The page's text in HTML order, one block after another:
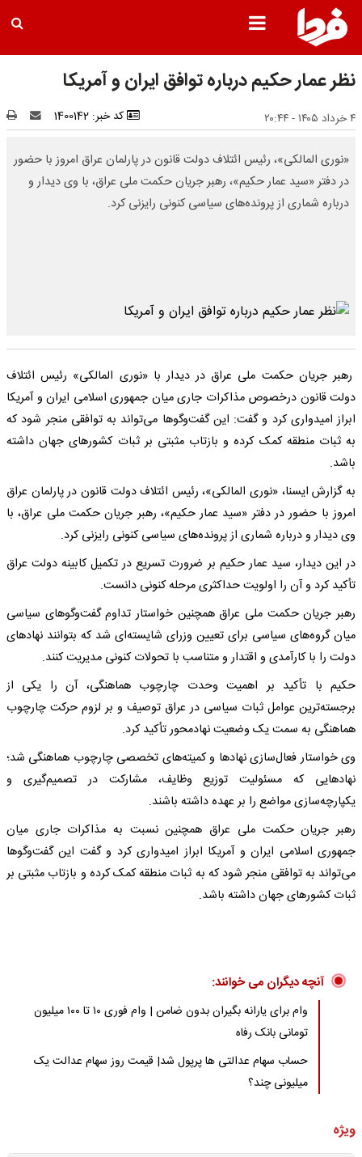
نظر عمار حکیم درباره توافق ایران و آمریکا
۴ خرداد ۱۴۰۵ - ۲۰:۴۴ کد خبر: 1400142
«نوری المالکی»، رئیس ائتلاف دولت قانون در پارلمان عراق امروز با حضور
در دفتر «سید عمار حکیم»، رهبر جریان حکمت ملی عراق، با وی دیدار و
درباره شماری از پرونده‌های سیاسی کنونی رایزنی کرد.
رهبر جریان حکمت ملی عراق در دیدار با «نوری المالکی» رئیس ائتلاف
دولت قانون درخصوص مذاکرات جاری میان جمهوری اسلامی ایران و آمریکا
ابراز امیدواری کرد و گفت: این گفت‌وگوها می‌تواند به توافقی منجر شود که
به ثبات منطقه کمک کرده و بازتاب مثبتی بر ثبات کشورهای جهان داشته
باشد.
به گزارش ایسنا، «نوری المالکی»، رئیس ائتلاف دولت قانون در پارلمان عراق
امروز با حضور در دفتر «سید عمار حکیم»، رهبر جریان حکمت ملی عراق، با
وی دیدار و درباره شماری از پرونده‌های سیاسی کنونی رایزنی کرد.
در این دیدار، سید عمار حکیم بر ضرورت تسریع در تکمیل کابینه دولت عراق
تأکید کرد و آن را اولویت حداکثری مرحله کنونی دانست.
رهبر جریان حکمت ملی عراق همچنین خواستار تداوم گفت‌وگوهای سیاسی
میان گروه‌های سیاسی برای تعیین وزرای شایسته‌ای شد که بتوانند نهادهای
دولت را با کارآمدی و اقتدار و متناسب با تحولات کنونی مدیریت کنند.
حکیم با تأکید بر اهمیت وحدت چارچوب هماهنگی، آن را یکی از
برجسته‌ترین عوامل ثبات سیاسی در عراق توصیف و بر لزوم حرکت چارچوب
هماهنگی به سمت یک وضعیت نهادمحور تأکید کرد.
وی خواستار فعال‌سازی نهادها و کمیته‌های تخصصی چارچوب هماهنگی شد؛
نهادهایی که مسئولیت توزیع وظایف، مشارکت در تصمیم‌گیری و
یکپارچه‌سازی مواضع را بر عهده داشته باشند.
رهبر جریان حکمت ملی عراق همچنین نسبت به مذاکرات جاری میان
جمهوری اسلامی ایران و آمریکا ابراز امیدواری کرد و گفت این گفت‌وگوها
می‌تواند به توافقی منجر شود که به ثبات منطقه کمک کرده و بازتاب مثبتی بر
ثبات کشورهای جهان داشته باشد.
آنچه دیگران می خوانند:
وام برای یارانه بگیران بدون ضامن | وام فوری ۱۰ تا ۱۰۰ میلیون
تومانی بانک رفاه
حساب سهام عدالتی ها پرپول شد| قیمت روز سهام عدالت یک
میلیونی چند؟
ویژه